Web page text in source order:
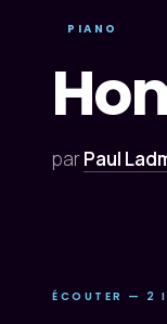
PIANO
parPaul
ÉCOUTER — 2